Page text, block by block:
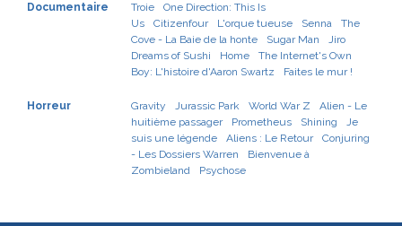
Documentaire Troie
One Direction: This Is
Us
Citizenfour L'orque tueuse Senna
The
Cove - La Baie de la honte
Sugar Man
Jiro
Dreams of Sushi
Home
The Internet's Own
Boy: L'histoire d'Aaron Swartz
Faites le mur !
Horreur Gravity Jurassic Park World War Z
Alien - Le
huitième passager
Prometheus Shining
Je
suis une légende
Aliens : Le Retour
Conjuring
- Les Dossiers Warren
Bienvenue à
Zombieland
Psychose